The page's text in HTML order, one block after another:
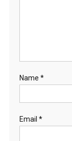
Name *
Email *